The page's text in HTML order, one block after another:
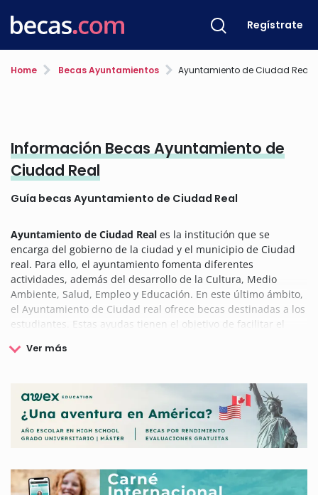
Regístrate
Home Becas Ayuntamientos Ayuntamiento de Ciudad Real
Información Becas Ayuntamiento de
Ciudad Real
Guía becas Ayuntamiento de Ciudad Real
Ayuntamiento de Ciudad Real es la institución que se
encarga del gobierno de la ciudad y el municipio de Ciudad
real. Para ello, el ayuntamiento fomenta diferentes
actividades, además del desarrollo de la Cultura, Medio
Ambiente, Salud, Empleo y Educación. En este último ámbito,
el Ayuntamiento de Ciudad real ofrece becas destinadas a los
estudiantes. Estas ayudas tienen el objetivo de facilitar el
cursando y constituyen una manera excepcional de apoyar a
Si quieres saber toda la información sobre las becas
ofertadas por el Ayuntamiento de Ciudad Real, puedes
consultar nuestra web de becas.